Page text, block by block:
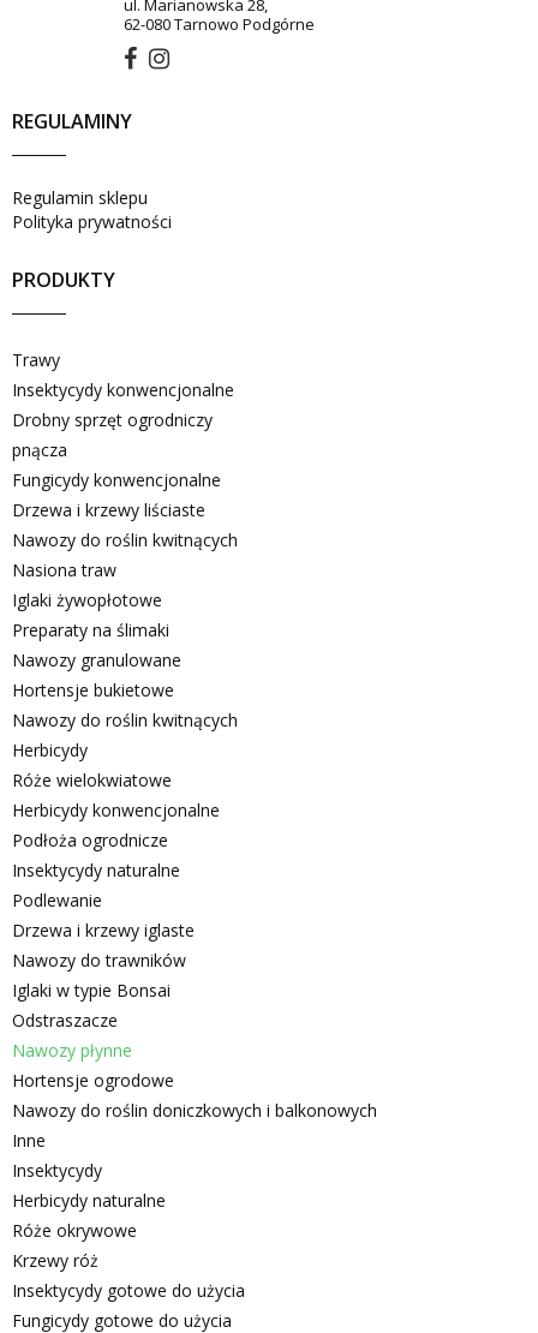
ul. Marianowska 28,
62-080 Tarnowo Podgórne
REGULAMINY
Regulamin sklepu
Polityka prywatności
PRODUKTY
Trawy
Insektycydy konwencjonalne
Drobny sprzęt ogrodniczy
pnącza
Fungicydy konwencjonalne
Drzewa i krzewy liściaste
Nawozy do roślin kwitnących
Nasiona traw
Iglaki żywopłotowe
Preparaty na ślimaki
Nawozy granulowane
Hortensje bukietowe
Nawozy do roślin kwitnących
Herbicydy
Róże wielokwiatowe
Herbicydy konwencjonalne
Podłoża ogrodnicze
Insektycydy naturalne
Podlewanie
Drzewa i krzewy iglaste
Nawozy do trawników
Iglaki w typie Bonsai
Odstraszacze
Nawozy płynne
Hortensje ogrodowe
Nawozy do roślin doniczkowych i balkonowych
Inne
Insektycydy
Herbicydy naturalne
Róże okrywowe
Krzewy róż
Insektycydy gotowe do użycia
Fungicydy gotowe do użycia